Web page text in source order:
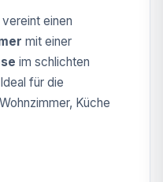
vereint einen
mit einer
im schlichten
für die
Küche